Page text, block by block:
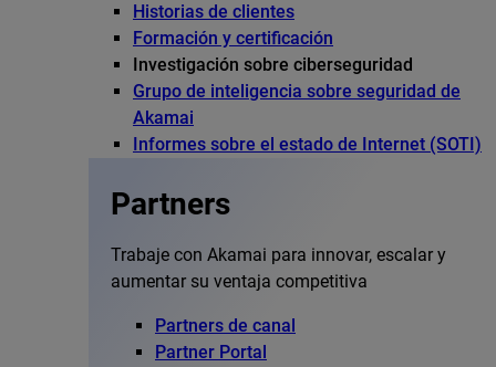
Historias de clientes
Formación y certificación
Investigación sobre ciberseguridad
Grupo de inteligencia sobre seguridad de
Akamai
Informes sobre el estado de Internet (SOTI)
Partners
Trabaje con Akamai para innovar, escalar y
aumentar su ventaja competitiva
Partners de canal
Partner Portal